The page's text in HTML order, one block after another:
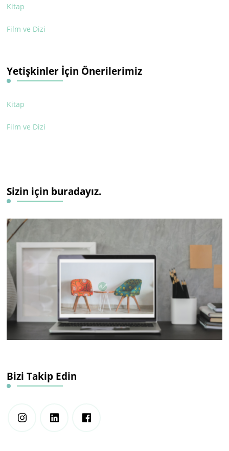
Kitap
Film ve Dizi
Yetişkinler İçin Önerilerimiz
Kitap
Film ve Dizi
Sizin için buradayız.
Bizi Takip Edin